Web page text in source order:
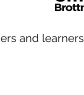
and learners